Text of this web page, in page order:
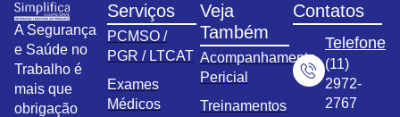
A Segurança
e Saúde no
Trabalho é
mais que
obrigação
Serviços
PCMSO /
PGR / LTCAT
Exames
Médicos
Veja
Também
Acompanhamento
Pericial
Treinamentos
Contatos
Telefone
(11)
2972-
2767